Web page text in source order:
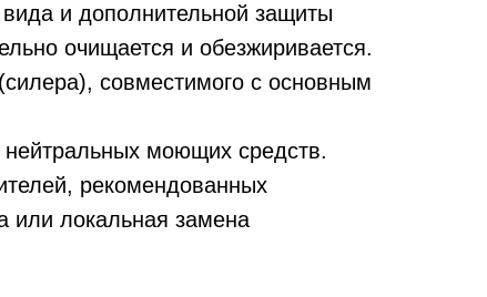
и дополнительной защиты
очищается и обезжиривается.
совместимого с основным
моющих средств.
рекомендованных
или локальная замена